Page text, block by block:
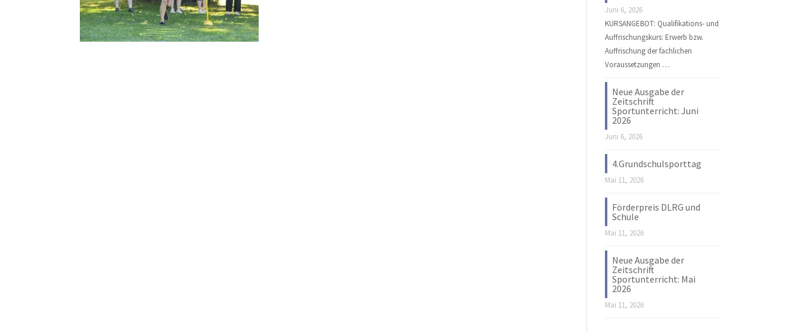
Juni 6, 2026
KURSANGEBOT: Qualifikations- und
Auffrischungskurs: Erwerb bzw.
Auffrischung der fachlichen
Voraussetzungen …
Neue Ausgabe der
Zeitschrift
Sportunterricht: Juni
2026
Juni 6, 2026
4.Grundschulsporttag
Mai 11, 2026
Förderpreis DLRG und
Schule
Mai 11, 2026
Neue Ausgabe der
Zeitschrift
Sportunterricht: Mai
2026
Mai 11, 2026